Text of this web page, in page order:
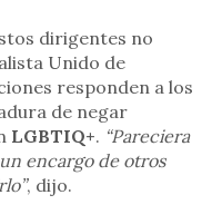
dirigentes no
Unido de
responden a los
de negar
LGBTIQ+. “Pareciera
encargo de otros
, dijo.